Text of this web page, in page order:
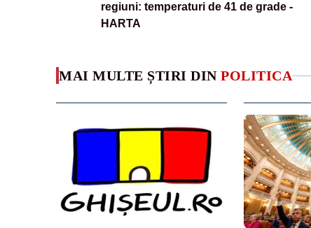
regiuni: temperaturi de 41 de grade -
HARTA
MAI MULTE ȘTIRI DIN POLITICA